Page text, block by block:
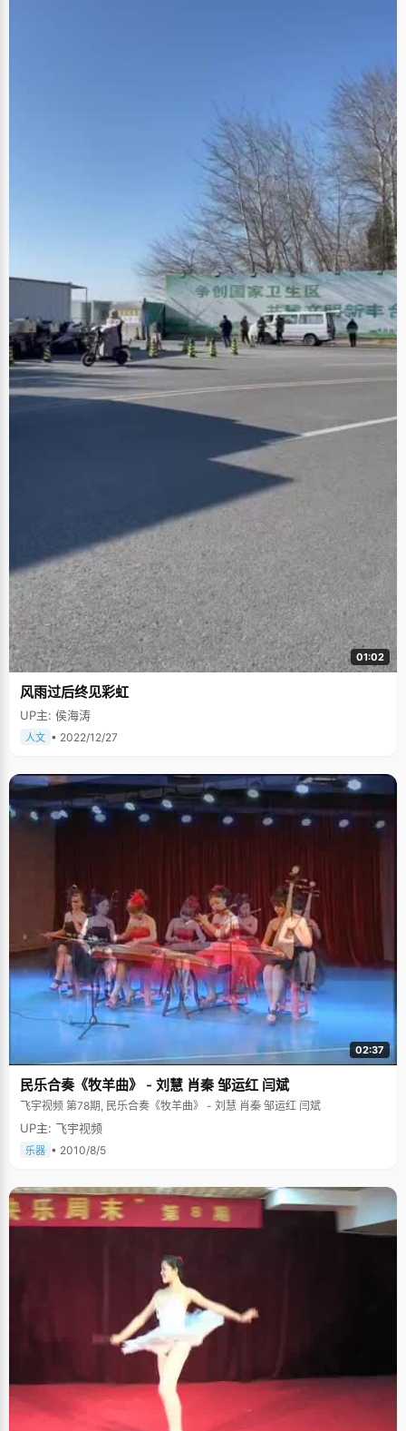
01:02
风雨过后终见彩虹
UP主: 侯海涛
人文 • 2022/12/27
02:37
民乐合奏《牧羊曲》 - 刘慧 肖秦 邹运红 闫斌
飞宇视频 第78期, 民乐合奏《牧羊曲》 - 刘慧 肖秦 邹运红 闫斌
UP主: 飞宇视频
乐器 • 2010/8/5